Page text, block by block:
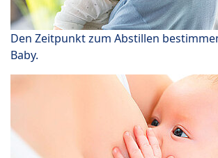
Den Zeitpunkt zum Abstillen
Baby.